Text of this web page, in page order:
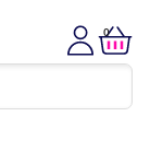
0